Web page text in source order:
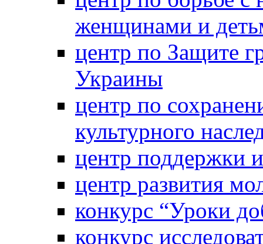
женщинами и
центр по Защите
Украины
центр по
культурного
центр поддержки
центр развития
конкурс “Уроки
конкурс